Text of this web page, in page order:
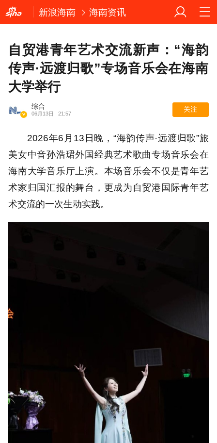
新浪海南 海南资讯
自贸港青年艺术交流新声：“海韵
传声·远渡归歌”专场音乐会在海南
大学举行
综合
06月13日 21:57
关注
2026年6月13日晚，“海韵传声·远渡归歌”旅
美女中音孙浩珺外国经典艺术歌曲专场音乐会在
海南大学音乐厅上演。本场音乐会不仅是青年艺
术家归国汇报的舞台，更成为自贸港国际青年艺
术交流的一次生动实践。